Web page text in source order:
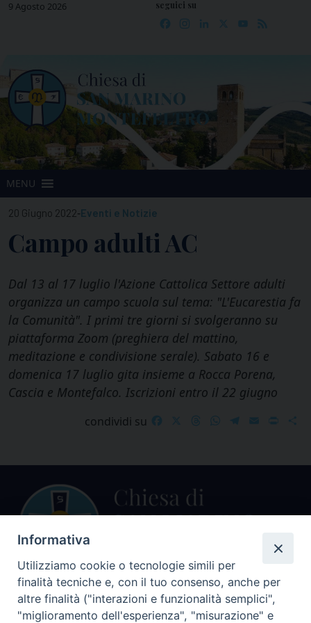
Skip9 Agosto 2026 seguici su
Facebook
Instagram
LinkedIn YouTube
MENU
20 Giugno 2022-Eventi e Notizie
Campo adulti AC
Dal 13 al 17 luglio l'Azione Cattolica Settore adulti
organizza un campo scuola sul tema: "L'Eucarestia fa
la Comunità". I primi tre giorni si svolgeranno su
piattaforma Zoom (preghiera del mattino,
meditazione e condivisione serale). Sabato 16 e
domenica 17 luglio gita insieme a Rocca Porena,
Cascia e Montefalco. Iscrizioni entro il 22 giugno
condividi su FacebookThreadsWhatsApp
Telegram
EmailPrint
Centralino Curia Vescovile
0541 913711
Informativa
Utilizziamo cookie o tecnologie simili per
finalità tecniche e, con il tuo consenso, anche per
altre finalità ("interazioni e funzionalità semplici",
"miglioramento dell'esperienza", "misurazione" e